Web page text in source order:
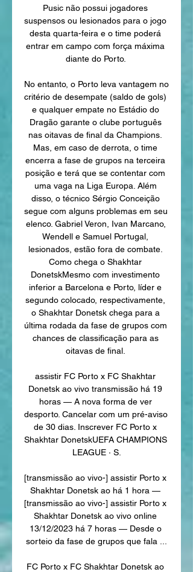
Pusic não possui jogadores
suspensos ou lesionados para o jogo
desta quarta-feira e o time poderá
entrar em campo com força máxima
diante do Porto.
No entanto, o Porto leva vantagem no
critério de desempate (saldo de gols)
e qualquer empate no Estádio do
Dragão garante o clube português
nas oitavas de final da Champions.
Mas, em caso de derrota, o time
encerra a fase de grupos na terceira
posição e terá que se contentar com
uma vaga na Liga Europa. Além
disso, o técnico Sérgio Conceição
segue com alguns problemas em seu
elenco. Gabriel Veron, Ivan Marcano,
Wendell e Samuel Portugal,
lesionados, estão fora de combate.
Como chega o Shakhtar
DonetskMesmo com investimento
inferior a Barcelona e Porto, líder e
segundo colocado, respectivamente,
o Shakhtar Donetsk chega para a
última rodada da fase de grupos com
chances de classificação para as
oitavas de final.
assistir FC Porto x FC Shakhtar
Donetsk ao vivo transmissão há 19
horas — A nova forma de ver
desporto. Cancelar com um pré-aviso
de 30 dias. Inscrever FC Porto x
Shakhtar DonetskUEFA CHAMPIONS
LEAGUE · S.
[transmissão ao vivo-] assistir Porto x
Shakhtar Donetsk ao há 1 hora —
[transmissão ao vivo-] assistir Porto x
Shakhtar Donetsk ao vivo online
13/12/2023 há 7 horas — Desde o
sorteio da fase de grupos que fala ...
FC Porto x FC Shakhtar Donetsk ao